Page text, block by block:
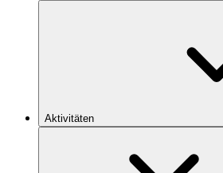
Aktivitäten